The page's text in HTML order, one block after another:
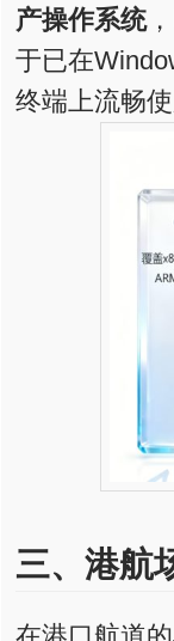
产操作系统
于已在
终端上流畅使
三、港航